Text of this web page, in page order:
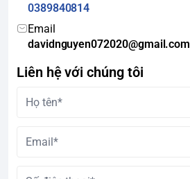
0389840814
Email
davidnguyen072020@gmail.com
Liên hệ với chúng tôi